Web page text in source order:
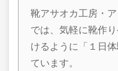
靴アサオカ工房・
では、気軽に靴作
けるように「１日
ています。